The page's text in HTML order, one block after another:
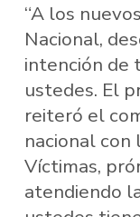
“A los
Nacional,
intención de
ustedes. El
reiteró el
nacional con
Víctimas,
atendiendo